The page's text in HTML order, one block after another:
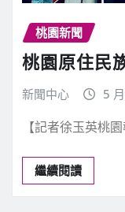
桃園新聞
桃園原住民
新聞中心 5
【記者徐玉英桃
繼續閱讀